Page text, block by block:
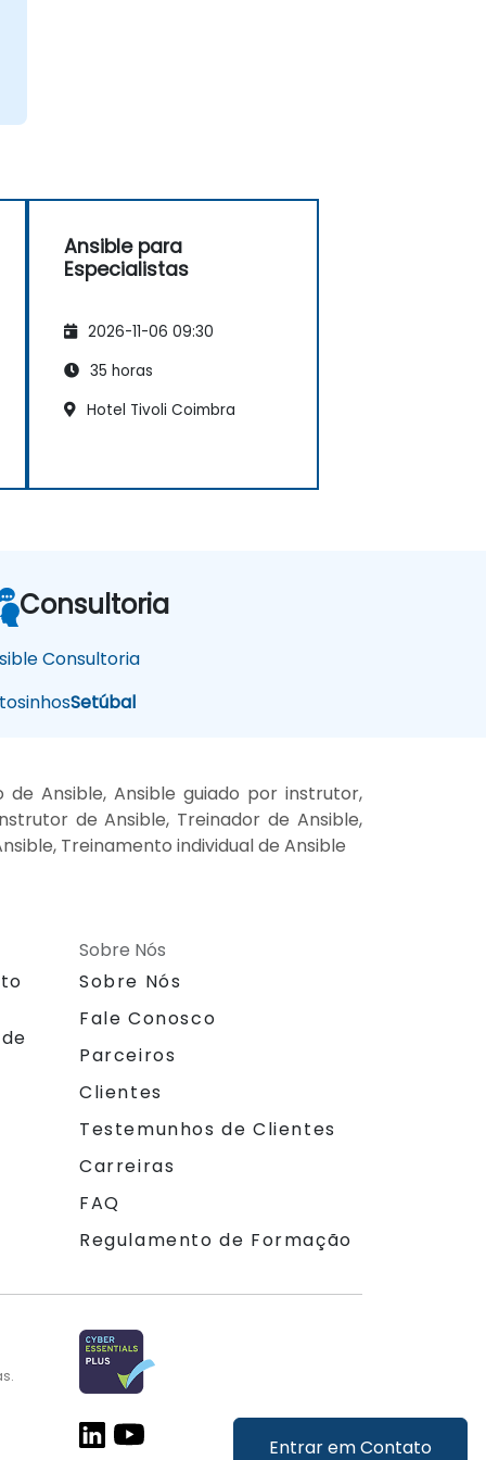
Entrar em Contato
Ansible para
Especialistas
2026-11-06 09:30
35 horas
Hotel Tivoli Coimbra
Setúbal
Consultoria
Consultoria
Ansible, Ansible guiado por instrutor,
de Ansible, Treinador de Ansible,
Treinamento individual de Ansible
Sobre Nós
Sobre Nós
Fale Conosco
Parceiros
Clientes
Testemunhos de Clientes
Carreiras
FAQ
Regulamento de Formação